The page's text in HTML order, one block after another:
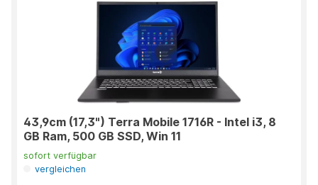
43,9cm (17,3") Terra Mobile 1716R - Intel i3, 8
GB Ram, 500 GB SSD, Win 11
sofort verfügbar
vergleichen